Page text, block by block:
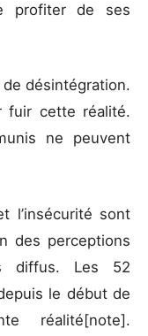
profiter de ses
désintégration.
fuir cette réalité.
ne peuvent
l’insécurité sont
des perceptions
diffus. Les 52
le début de
réalité[note].